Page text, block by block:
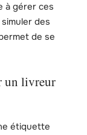
à gérer ces
des
de se
un livreur
étiquette